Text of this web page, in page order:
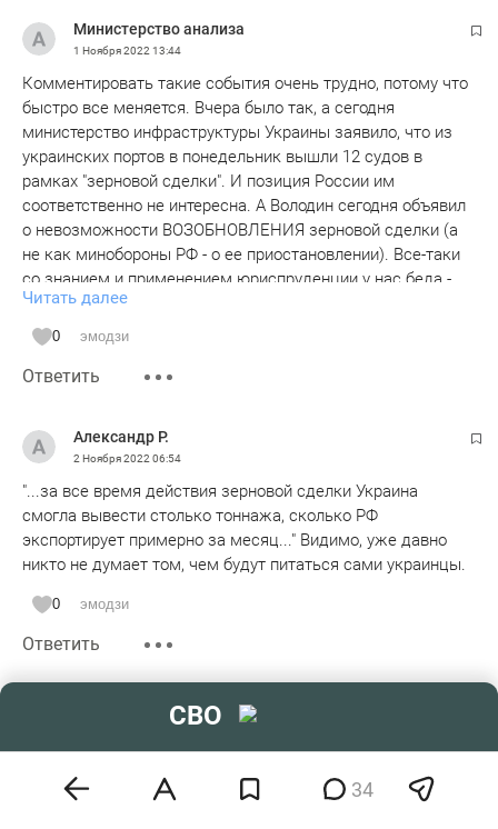
Министерство анализа
1 Ноября 2022 13:44
Комментировать такие события очень трудно, потому что
быстро все меняется. Вчера было так, а сегодня
министерство инфраструктуры Украины заявило, что из
украинских портов в понедельник вышли 12 судов в
рамках "зерновой сделки". И позиция России им
соответственно не интересна. А Володин сегодня объявил
о невозможности ВОЗОБНОВЛЕНИЯ зерновой сделки (а
не как минобороны РФ - о ее приостановлении). Все-таки
со знанием и применением юриспруденции у нас беда -
чтобы обсуждать соглашение от 22 июля, надо приводить
его текст и комментировать, что в нем учтено, а что нет.
До 31 октября суда выходили из украинских портов без
досмотра с российской стороны. Хорошо, что этот вопрос
постановка проблемы разве не проявление бандитизма?
Читать далее
0 эмодзи
Ответить
Александр Р.
2 Ноября 2022 06:54
"...за все время действия зерновой сделки Украина
смогла вывести столько тоннажа, сколько РФ
экспортирует примерно за месяц..." Видимо, уже давно
никто не думает том, чем будут питаться сами украинцы.
0 эмодзи
Ответить
Все комментарии публикуются только после модерации с
34
СВО